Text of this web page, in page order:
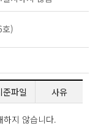
)
준파일 사유
하지 않습니다.